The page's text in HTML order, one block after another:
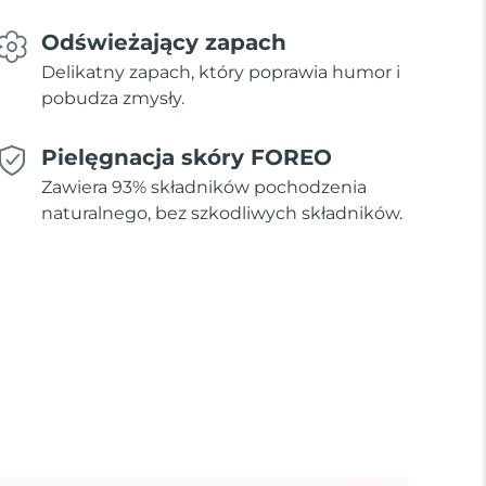
Odświeżający zapach
Delikatny zapach, który poprawia humor i
pobudza zmysły.
Pielęgnacja skóry FOREO
Zawiera 93% składników pochodzenia
naturalnego, bez szkodliwych składników.